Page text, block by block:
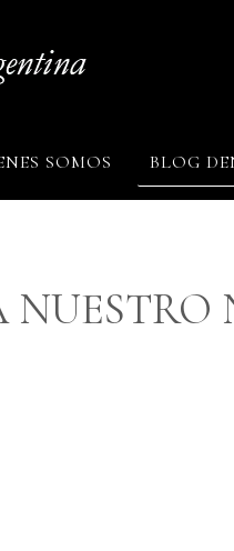
SOMOS BLOG
NUESTRO